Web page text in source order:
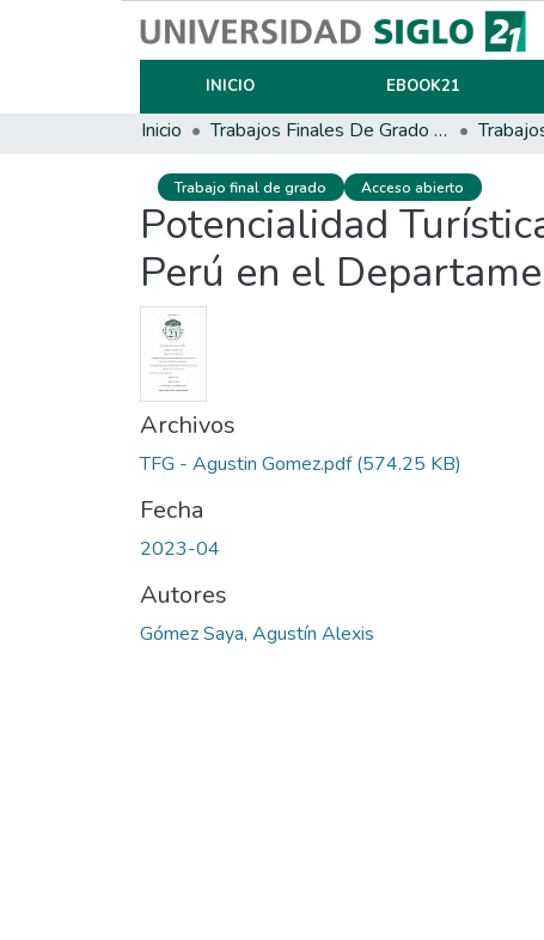
INICIO EBOOK21
Inicio Trabajos Finales De Grado Y Posgrado
Trabajo final de grado Acceso abierto
Potencialidad
Perú en el
Archivos
TFG - Agustin Gomez.pdf(574.25 KB)
Fecha
2023-04
Autores
Gómez Saya, Agustín Alexis